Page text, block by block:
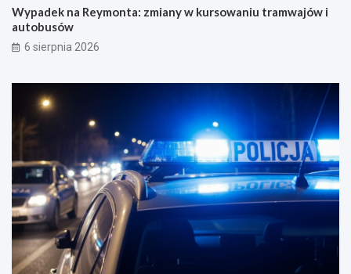
n
a
u
w
a
w
e
W
r
o
c
w
i
a
u
w
Wypadek na Reymonta: zmiany w kursowaniu tramwajów i
autobusów
6 sierpnia 2026